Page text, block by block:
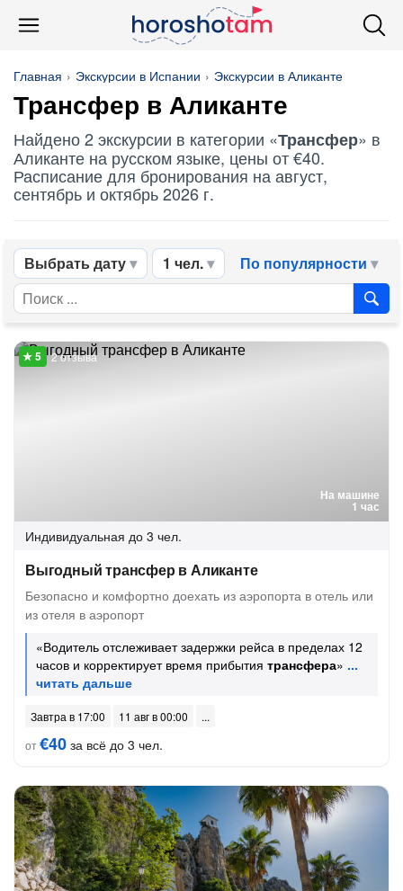
Главная Экскурсии в Испании Экскурсии в Аликанте
Трансфер в Аликанте
Найдено 2 экскурсии в категории «Трансфер» в
Аликанте на русском языке, цены от €40.
Расписание для бронирования на август,
сентябрь и октябрь 2026 г.
Выбрать дату 1 чел. По популярности
На машине
1 час
2 отзыва
Индивидуальная до 3 чел.
Выгодный трансфер в Аликанте
Безопасно и комфортно доехать из аэропорта в отель или
из отеля в аэропорт
«Водитель отслеживает задержки рейса в пределах 12
часов и корректирует время прибытия трансфера»
Завтра в 17:00
11 авг в 00:00
от€40 за всё до 3 чел.